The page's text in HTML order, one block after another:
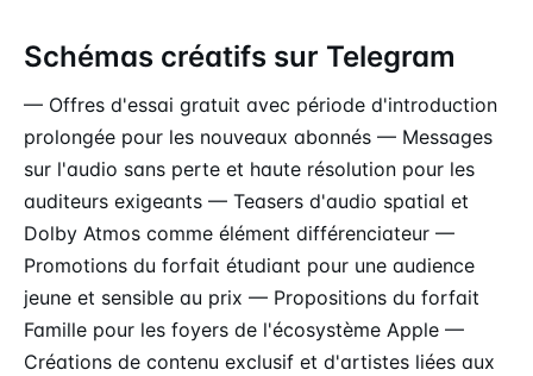
Schémas créatifs sur Telegram
— Offres d'essai gratuit avec période d'introduction
prolongée pour les nouveaux abonnés — Messages
sur l'audio sans perte et haute résolution pour les
auditeurs exigeants — Teasers d'audio spatial et
Dolby Atmos comme élément différenciateur —
Promotions du forfait étudiant pour une audience
jeune et sensible au prix — Propositions du forfait
Famille pour les foyers de l'écosystème Apple —
Créations de contenu exclusif et d'artistes liées aux